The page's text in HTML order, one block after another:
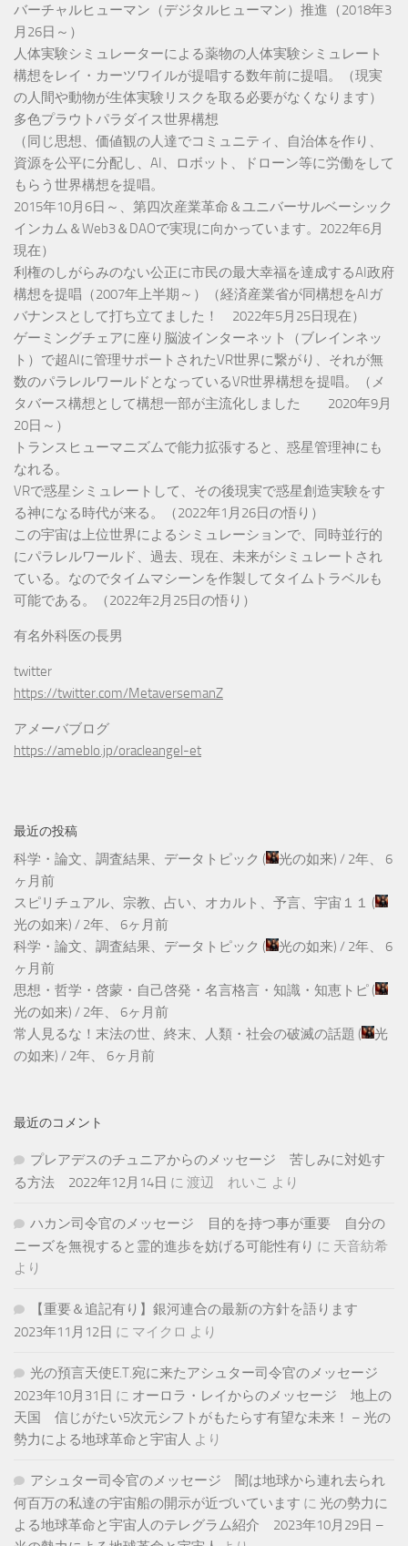
バーチャルヒューマン（デジタルヒューマン）推進（2018年3
月26日～）
人体実験シミュレーターによる薬物の人体実験シミュレート
構想をレイ・カーツワイルが提唱する数年前に提唱。（現実
の人間や動物が生体実験リスクを取る必要がなくなります）
多色プラウトパラダイス世界構想
（同じ思想、価値観の人達でコミュニティ、自治体を作り、
資源を公平に分配し、AI、ロボット、ドローン等に労働をして
もらう世界構想を提唱。
2015年10月6日～、第四次産業革命＆ユニバーサルベーシック
インカム＆Web3＆DAOで実現に向かっています。2022年6月
現在）
利権のしがらみのない公正に市民の最大幸福を達成するAI政府
構想を提唱（2007年上半期～）（経済産業省が同構想をAIガ
バナンスとして打ち立てました！ 2022年5月25日現在）
ゲーミングチェアに座り脳波インターネット（ブレインネッ
ト）で超AIに管理サポートされたVR世界に繋がり、それが無
数のパラレルワールドとなっているVR世界構想を提唱。（メ
タバース構想として構想一部が主流化しました 2020年9月
20日～）
トランスヒューマニズムで能力拡張すると、惑星管理神にも
なれる。
VRで惑星シミュレートして、その後現実で惑星創造実験をす
る神になる時代が来る。（2022年1月26日の悟り）
この宇宙は上位世界によるシミュレーションで、同時並行的
にパラレルワールド、過去、現在、未来がシミュレートされ
ている。なのでタイムマシーンを作製してタイムトラベルも
可能である。（2022年2月25日の悟り）
有名外科医の長男
twitter
https://twitter.com/MetaversemanZ
アメーバブログ
https://ameblo.jp/oracleangel-et
最近の投稿
科学・論文、調査結果、データトピック ( 光の如来) / 2年、 6
ヶ月前
スピリチュアル、宗教、占い、オカルト、予言、宇宙１１ (
光の如来) / 2年、 6ヶ月前
科学・論文、調査結果、データトピック ( 光の如来) / 2年、 6
ヶ月前
思想・哲学・啓蒙・自己啓発・名言格言・知識・知恵トピ (
光の如来) / 2年、 6ヶ月前
常人見るな！末法の世、終末、人類・社会の破滅の話題 (
光
の如来) / 2年、 6ヶ月前
最近のコメント
プレアデスのチュニアからのメッセージ 苦しみに対処す
る方法 2022年12月14日 に 渡辺 れいこ より
ハカン司令官のメッセージ 目的を持つ事が重要 自分の
ニーズを無視すると霊的進歩を妨げる可能性有り に 天音紡希
より
【重要＆追記有り】銀河連合の最新の方針を語ります
2023年11月12日 に マイクロ より
光の預言天使E.T.宛に来たアシュター司令官のメッセージ
2023年10月31日 に オーロラ・レイからのメッセージ 地上の
天国 信じがたい5次元シフトがもたらす有望な未来！ – 光の
勢力による地球革命と宇宙人 より
アシュター司令官のメッセージ 闇は地球から連れ去られ
何百万の私達の宇宙船の開示が近づいています に 光の勢力に
よる地球革命と宇宙人のテレグラム紹介 2023年10月29日 –